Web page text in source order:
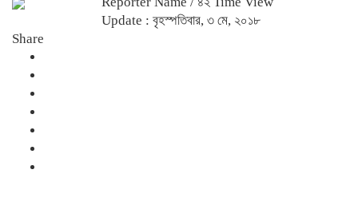
Update : বৃহস্পতিবার, ৩ মে, ২০১৮
Share